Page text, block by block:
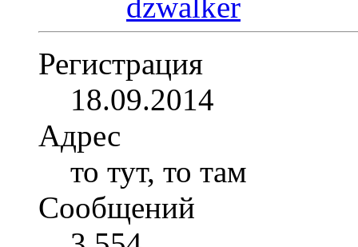
Регистрация
18.09.2014
Адрес
то тут, то там
Сообщений